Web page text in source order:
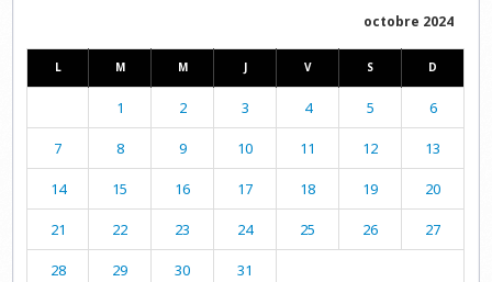
octobre 2024
L M M J V S D
1 2 3 4 5 6
7 8 9 10 11 12 13
14 15 16 17 18 19 20
21 22 23 24 25 26 27
28 29 30
31